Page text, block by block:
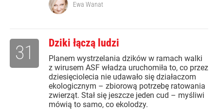
Ewa Wanat
Dziki łączą ludzi
Planem wystrzelania dzików w ramach walki
z wirusem ASF władza uruchomiła to, co przez
dziesięciolecia nie udawało się działaczom
ekologicznym – zbiorową potrzebę ratowania
zwierząt. Stał się jeszcze jeden cud – myśliwi
mówią to samo, co ekolodzy.
31